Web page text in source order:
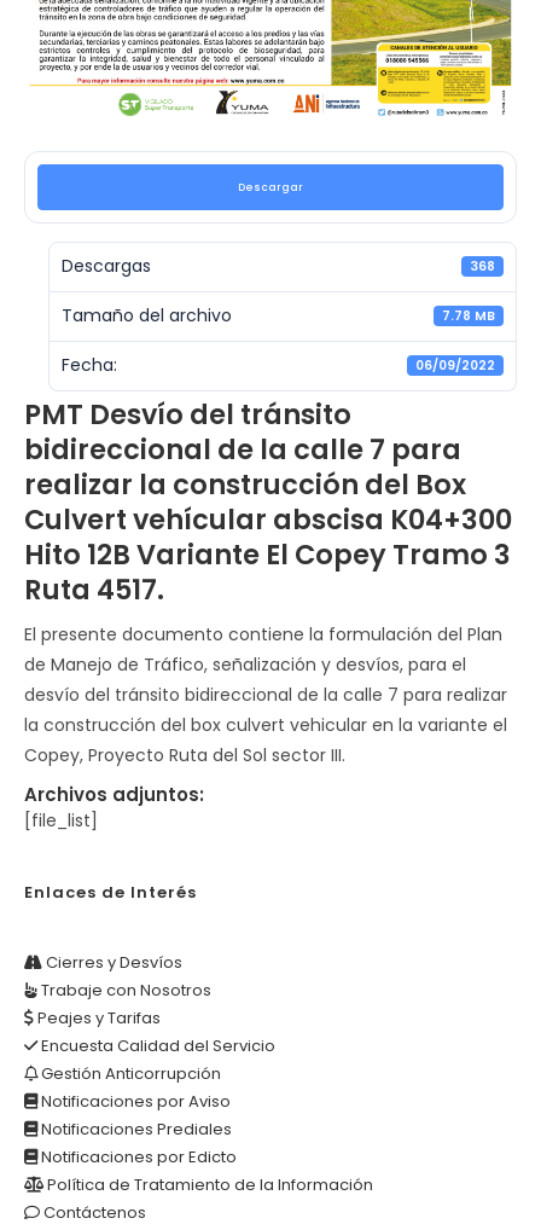
Descargar
Descargas 368
Tamaño del archivo 7.78 MB
Fecha: 06/09/2022
PMT Desvío del tránsito
bidireccional de la calle 7 para
realizar la construcción del Box
Culvert vehícular abscisa K04+300
Hito 12B Variante El Copey Tramo 3
Ruta 4517.
El presente documento contiene la formulación del Plan
de Manejo de Tráfico, señalización y desvíos, para el
desvío del tránsito bidireccional de la calle 7 para realizar
la construcción del box culvert vehicular en la variante el
Copey, Proyecto Ruta del Sol sector III.
Archivos adjuntos:
[file_list]
Enlaces de Interés
Cierres y Desvíos
Trabaje con Nosotros
Peajes y Tarifas
Encuesta Calidad del Servicio
Gestión Anticorrupción
Notificaciones por Aviso
Notificaciones Prediales
Notificaciones por Edicto
Política de Tratamiento de la Información
Contáctenos